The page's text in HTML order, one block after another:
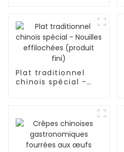
Plat traditionnel
chinois spécial -